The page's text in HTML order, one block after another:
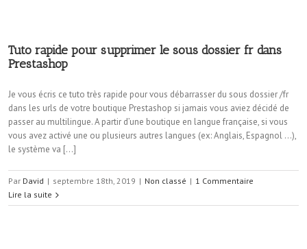
Tuto rapide pour supprimer le sous dossier fr dans
Prestashop
Je vous écris ce tuto très rapide pour vous débarrasser du sous dossier /fr
dans les urls de votre boutique Prestashop si jamais vous aviez décidé de
passer au multilingue. A partir d’une boutique en langue française, si vous
vous avez activé une ou plusieurs autres langues (ex: Anglais, Espagnol …),
le système va […]
Par David | septembre 18th, 2019 | Non classé | 1 Commentaire
Lire la suite